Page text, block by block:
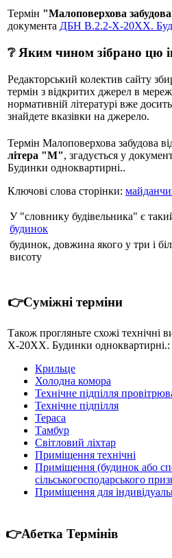
Термін "Малоповерхова забудова
документа ДБН В.2.2-Х-20ХХ.
❔ Яким чином зібрано цю
Редакторський колектив сайту
термін з відкритих джерел в
нормативній літературі вже
знайдете вказівки на джерело.
Термін Малоповерхова забудова
літера "М", згадується у
Будинки одноквартирні..
Ключові слова сторінки:
У "словнику будівельника" є
будинок
будинок, довжина якого у три і
висоту
👉Суміжні терміни
Також прогляньте схожі технічні
Х-20ХХ. Будинки одноквартирні.:
Крильце
Холодна комора
Технічне підпілля
Технічне підпілля
Тераса
Тамбур
Світловий ліхтар
Приміщення технічні
Приміщення (будинок або
сільськогосподарського
Приміщення для
👉Абетка Термінів